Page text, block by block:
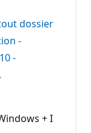
dossier
-
-
+ I